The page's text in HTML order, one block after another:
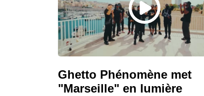
Ghetto Phénomène met
"Marseille" en lumière